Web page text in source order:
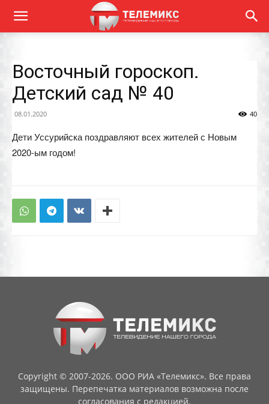
Восточный гороскоп.
Детский сад № 40
08.01.2020 40
Дети Уссурийска поздравляют всех жителей с Новым
2020-ым годом!
Copyright © 2007-2026. ООО РИА «Телемикс». Все права
защищены. Перепечатка материалов возможна после
согласования с редакцией.